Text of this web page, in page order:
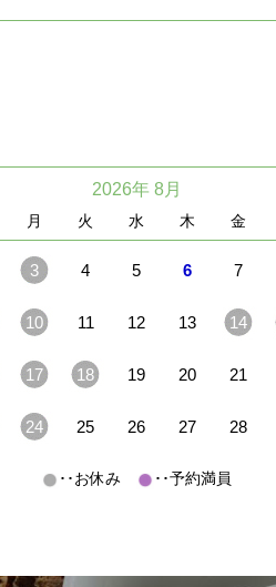
2026年 8月
月 火 水 木 金
3 4 5 6 7
10 11 12 13 14
17 18 19 20 21
24 25 26 27 28
･･お休み ･･予約満員